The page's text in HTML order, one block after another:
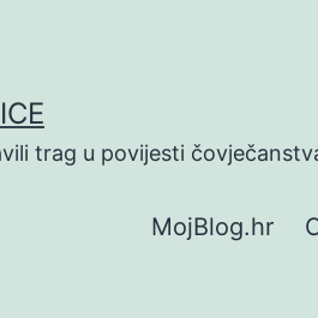
trag u povijesti
MojBlog.hr